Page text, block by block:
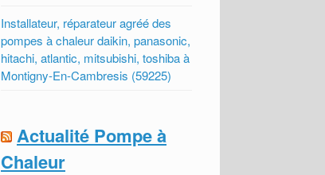
Installateur, réparateur agréé des
pompes à chaleur daikin, panasonic,
hitachi, atlantic, mitsubishi, toshiba à
Montigny-En-Cambresis (59225)
Actualité Pompe à
Chaleur